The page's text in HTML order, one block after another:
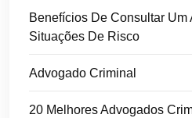
Benefícios De Consultar
Situações De Risco
Advogado Criminal
20 Melhores Advogados